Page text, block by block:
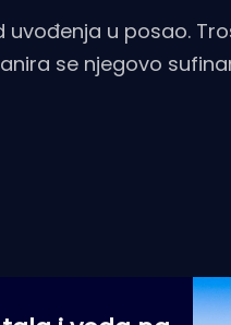
u posao.
se njegovo